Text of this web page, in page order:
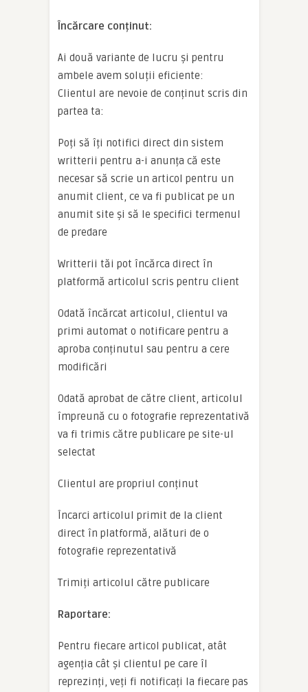
Încărcare conținut:
Ai două variante de lucru și pentru
ambele avem soluții eficiente:
Clientul are nevoie de conținut scris din
partea ta:
Poți să îți notifici direct din sistem
writterii pentru a-i anunța că este
necesar să scrie un articol pentru un
anumit client, ce va fi publicat pe un
anumit site și să le specifici termenul
de predare
Writterii tăi pot încărca direct în
platformă articolul scris pentru client
Odată încărcat articolul, clientul va
primi automat o notificare pentru a
aproba conținutul sau pentru a cere
modificări
Odată aprobat de către client, articolul
împreună cu o fotografie reprezentativă
va fi trimis către publicare pe site-ul
selectat
Clientul are propriul conținut
Încarci articolul primit de la client
direct în platformă, alături de o
fotografie reprezentativă
Trimiți articolul către publicare
Raportare:
Pentru fiecare articol publicat, atât
agenția cât și clientul pe care îl
reprezinți, veți fi notificați la fiecare pas